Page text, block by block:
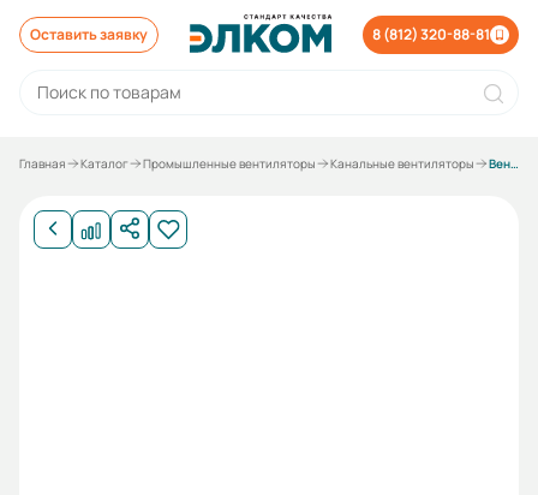
Оставить заявку 8 (812) 320-88-81
Главная Каталог Промышленные вентиляторы Канальные вентиляторы Вентилятор канальный ESQ ВКК-125